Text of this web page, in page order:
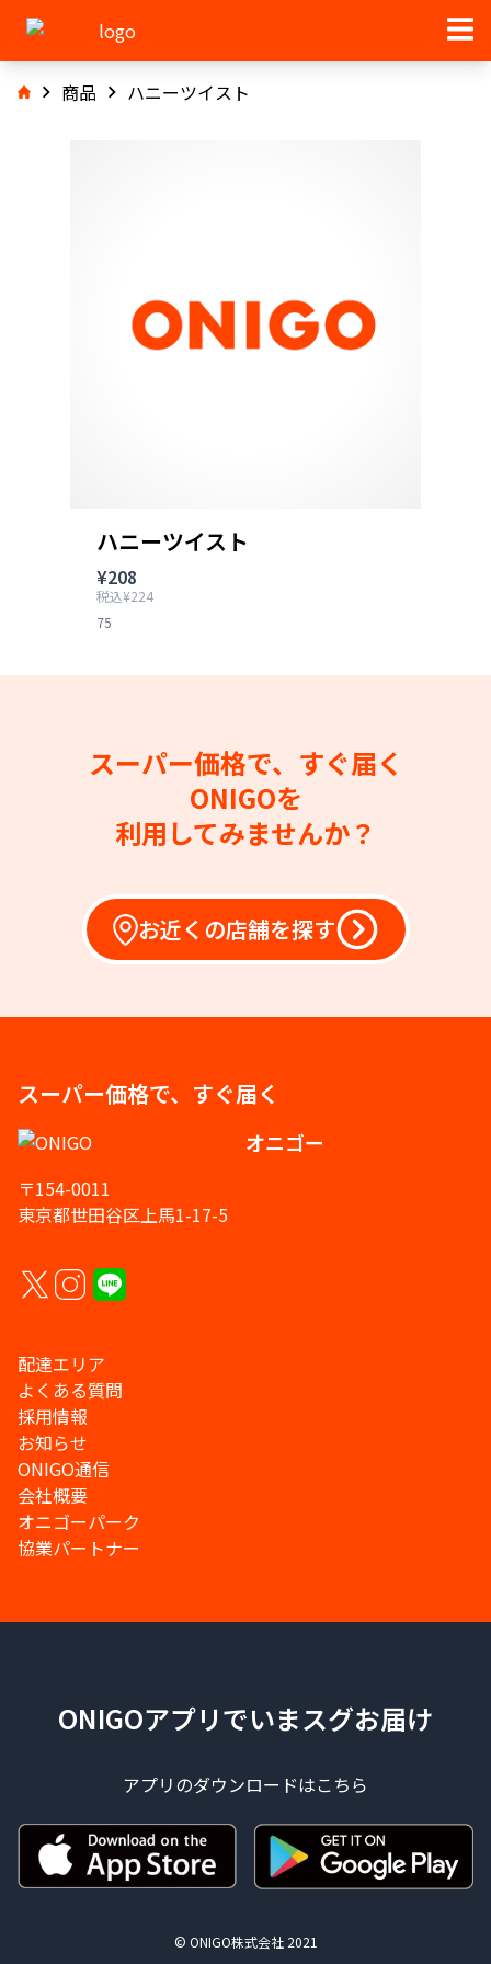
商品 ハニーツイスト
ハニーツイスト
¥208
税込¥224
75
スーパー価格で、すぐ届く
ONIGOを
利用してみませんか？
お近くの店舗を探す
スーパー価格で、すぐ届く
オニゴー
〒154-0011
東京都世田谷区上馬1-17-5
配達エリア
よくある質問
採用情報
お知らせ
ONIGO通信
会社概要
オニゴーパーク
協業パートナー
ONIGOアプリでいまスグお届け
アプリのダウンロードはこちら
© ONIGO株式会社 2021